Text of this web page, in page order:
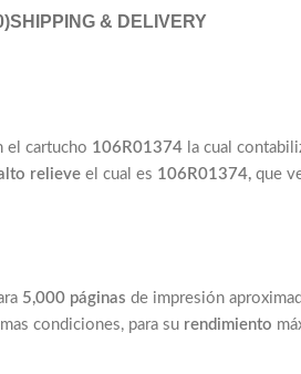
SHIPPING & DELIVERY
el cartucho 106R01374 la cual
relieve el cual es 106R01374, que
5,000 páginas de impresión
condiciones, para su rendimiento